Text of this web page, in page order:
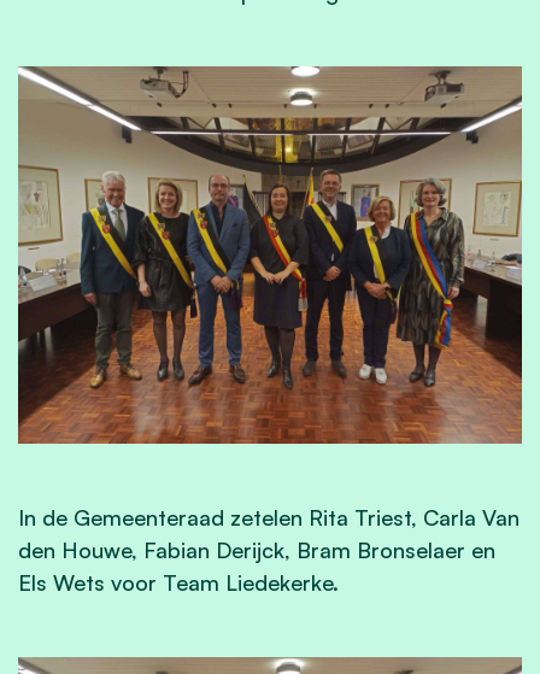
In de Gemeenteraad zetelen Rita Triest, Carla Van
den Houwe, Fabian Derijck, Bram Bronselaer en
Els Wets voor Team Liedekerke.